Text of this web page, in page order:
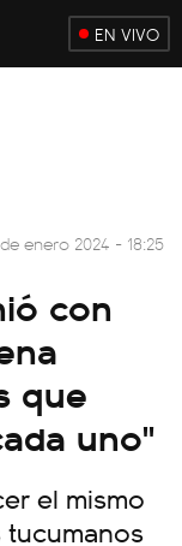
EN VIVO
enero 2024 - 18:25
con
que
uno"
el mismo